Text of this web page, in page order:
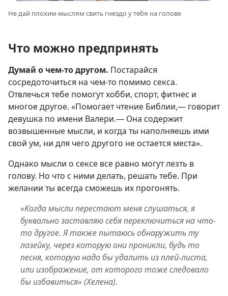
Не дай плохим мыслям свить гнездо у тебя на голове
Что можно предпринять
Думай о чем-то другом. Постарайся
сосредоточиться на чем-то помимо секса.
Отвлечься тебе помогут хобби, спорт, фитнес и
многое другое. «Помогает чтение Библии,— говорит
девушка по имени Валери.— Она содержит
возвышенные мысли, и когда ты наполняешь ими
свой ум, ни для чего другого не остается места».
Однако мысли о сексе все равно могут лезть в
голову. Но что с ними делать, решать тебе. При
желании ты всегда сможешь их прогонять.
«Когда мысли перестают меня слушаться, я
буквально заставляю себя переключиться на что-
то другое. Я также пытаюсь обнаружить ту
лазейку, через которую они проникли, будь то
песня, которую надо бы удалить из плей-листа,
или изображение, от которого тоже следовало
бы избавиться» (Хелена).